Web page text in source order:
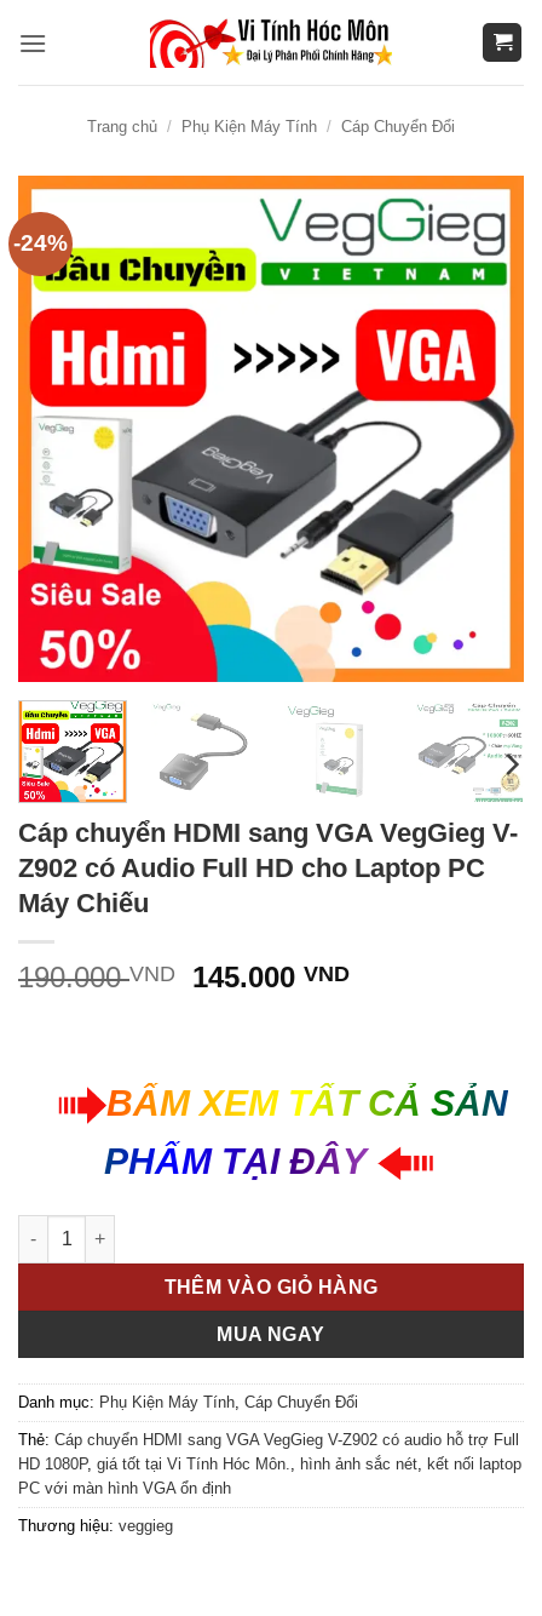
qua
Trang chủ / Phụ Kiện Máy Tính / Cáp Chuyển Đổi
-24%
Cáp chuyển HDMI sang VGA VegGieg V-
Z902 có Audio Full HD cho Laptop PC
Máy Chiếu
190.000VND
Giá
145.000VNDGiá
145.000 VND.
BẤM XEM TẤT CẢ SẢN
PHẨM TẠI ĐÂY
Cáp chuyển HDMI sang VGA VegGieg V-Z902 có Audio Full
THÊM VÀO GIỎ HÀNG
MUA NGAY
Danh mục: Phụ Kiện Máy Tính Cáp Chuyển Đổi
Thẻ: Cáp chuyển HDMI sang VGA VegGieg V-Z902 có audio hỗ trợ Full
HD 1080P, giá tốt tại Vi Tính Hóc Môn. hình ảnh sắc nét
kết nối laptop
PC với màn hình VGA ổn định
Thương hiệu: veggieg